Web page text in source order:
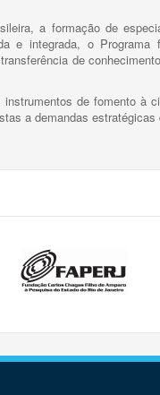
a formação de
e integrada, o Programa
de
de fomento à
a demandas estratégicas